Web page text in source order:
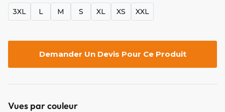
3XL L M S XL XS XXL
Demander Un Devis Pour Ce Produit
Vues par couleur